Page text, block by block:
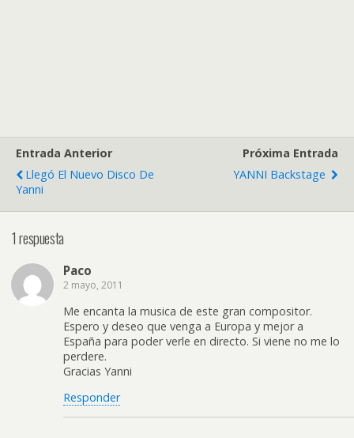
Entrada Anterior
Llegó El Nuevo Disco De
Yanni
Próxima Entrada
YANNI Backstage
1 respuesta
Paco
2 mayo, 2011
Me encanta la musica de este gran compositor.
Espero y deseo que venga a Europa y mejor a
España para poder verle en directo. Si viene no me lo
perdere.
Gracias Yanni
Responder